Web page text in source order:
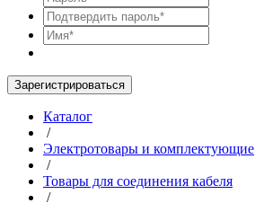
Зарегистрироваться
Каталог
/
Электротовары и комплектующие
/
Товары для соединения кабеля
/